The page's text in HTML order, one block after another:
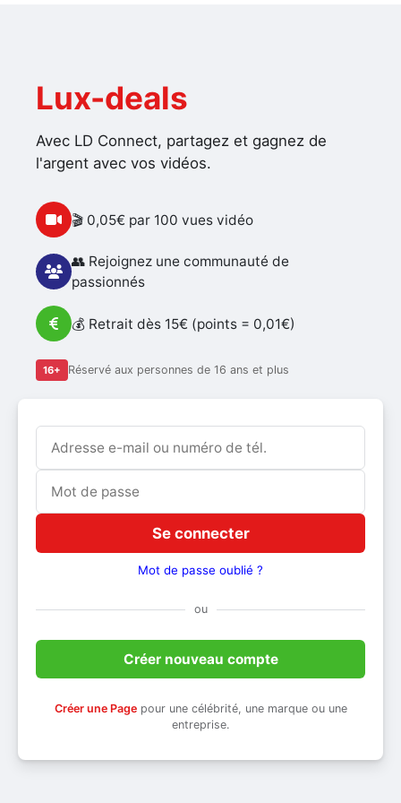
Lux-deals
Avec LD Connect, partagez et gagnez de
l'argent avec vos vidéos.
🎬 0,05€ par 100 vues vidéo
👥 Rejoignez une communauté de
passionnés
💰 Retrait dès 15€ (points = 0,01€)
16+ Réservé aux personnes de 16 ans et plus
Se connecter
Mot de passe oublié ?
ou
Créer nouveau compte
Créer une Pagepour une célébrité, une marque ou une
entreprise.